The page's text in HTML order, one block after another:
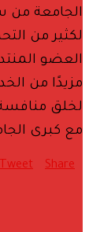
الجامعة من
لكثير من
العضو
مزيدًا من
لخلق
مع كبرى
Share
Tweet